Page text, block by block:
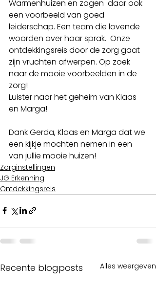
Warmenhuizen en zagen  daar ook
een voorbeeld van goed
leiderschap. Een team die lovende
woorden over haar sprak.  Onze
ontdekkingsreis door de zorg gaat
zijn vruchten afwerpen. Op zoek
naar de mooie voorbeelden in de
zorg!
Luister naar het geheim van Klaas
en Marga!
Dank Gerda, Klaas en Marga dat we
een kijkje mochten nemen in een
van jullie mooie huizen!
Zorginstellingen
JG Erkenning
Ontdekkingsreis
Recente blogposts Alles weergeven